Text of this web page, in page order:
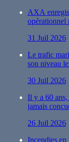
AXA
opérationnel
31 Juil 2026
Le trafic
son niveau
30 Juil 2026
Il y a 60
jamais
26 Juil 2026
Incendies en